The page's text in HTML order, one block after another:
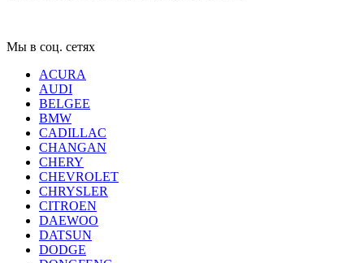
Мы в соц. сетях
ACURA
AUDI
BELGEE
BMW
CADILLAC
CHANGAN
CHERY
CHEVROLET
CHRYSLER
CITROEN
DAEWOO
DATSUN
DODGE